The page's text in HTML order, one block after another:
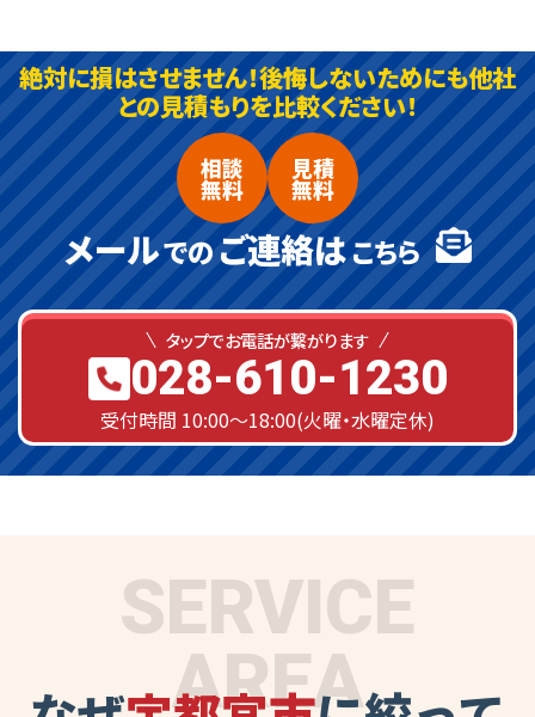
絶対に損はさせません！後悔しないためにも他社
との見積もりを比較ください！
相談
無料
見積
無料
メールでのご連絡はこちら
タップでお電話が繋がります
028-610-1230
受付時間 10:00～18:00(火曜・水曜定休)
SERVICE
AREA